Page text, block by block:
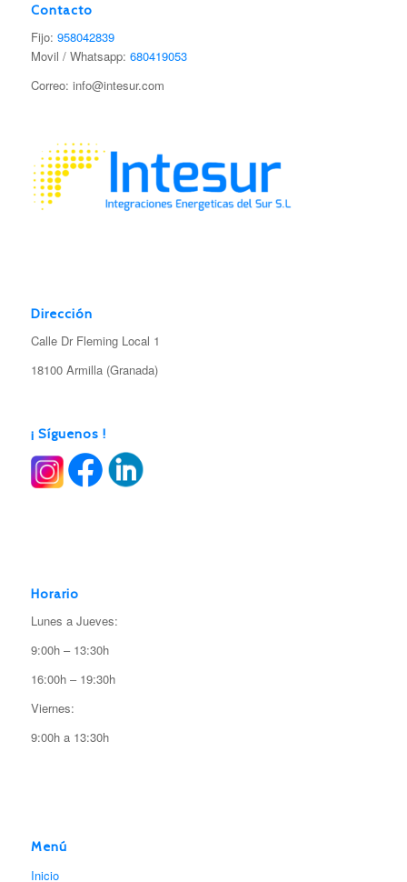
Contacto
Fijo: 958042839
Movil / Whatsapp: 680419053
Correo: info@intesur.com
Dirección
Calle Dr Fleming Local 1
18100 Armilla (Granada)
¡ Síguenos !
Horario
Lunes a Jueves:
9:00h – 13:30h
16:00h – 19:30h
Viernes:
9:00h a 13:30h
Menú
Inicio